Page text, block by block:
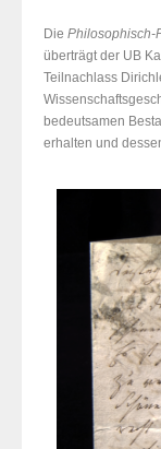
Die Philosophisch-
überträgt der UB
Teilnachlass
bedeutsamen
erhalten und